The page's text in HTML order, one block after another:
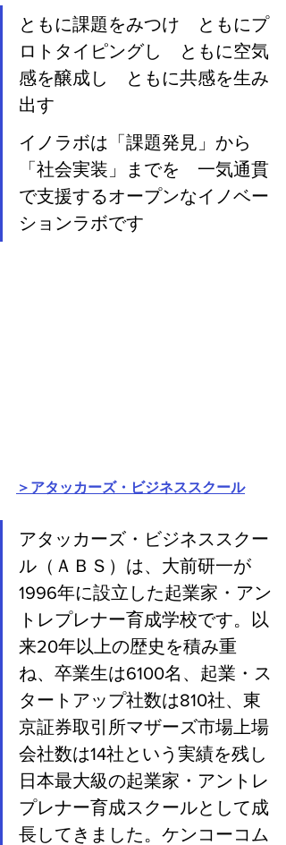
ともに課題をみつけ　ともにプ
ロトタイピングし　ともに空気
感を醸成し　ともに共感を生み
出す
イノラボは「課題発見」から
「社会実装」までを　一気通貫
で支援するオープンなイノベー
ションラボです
＞アタッカーズ・ビジネススクール
アタッカーズ・ビジネススクー
ル（ＡＢＳ）は、大前研一が
1996年に設立した起業家・アン
トレプレナー育成学校です。以
来20年以上の歴史を積み重
ね、卒業生は6100名、起業・ス
タートアップ社数は810社、東
京証券取引所マザーズ市場上場
会社数は14社という実績を残し
日本最大級の起業家・アントレ
プレナー育成スクールとして成
長してきました。ケンコーコム